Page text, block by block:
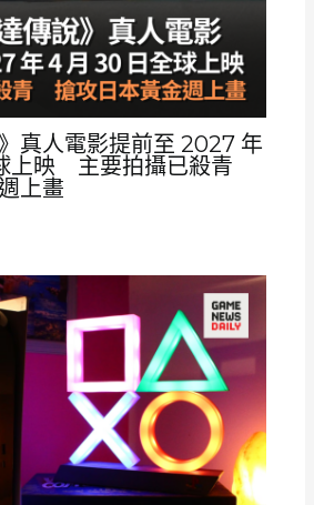
真人電影提前至 2027 年
上映 主要拍攝已殺青
上畫